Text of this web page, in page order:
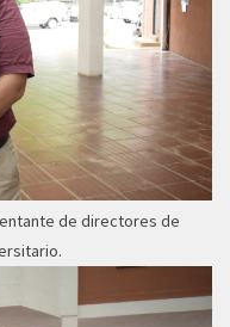
de directores de